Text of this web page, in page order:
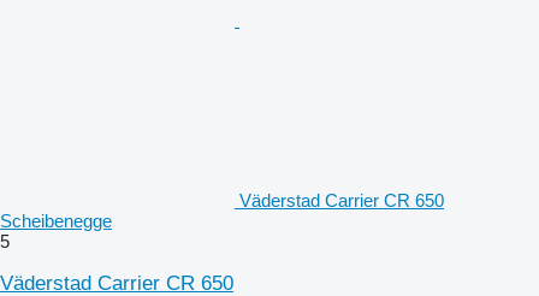
Väderstad Carrier CR 650
Scheibenegge
5
Väderstad Carrier CR 650